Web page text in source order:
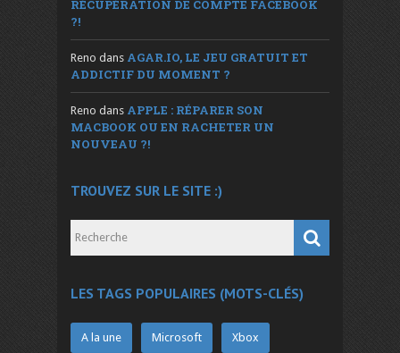
RÉCUPÉRATION DE COMPTE FACEBOOK
?!
Reno dans AGAR.IO, LE JEU GRATUIT ET
ADDICTIF DU MOMENT ?
Reno dans APPLE : RÉPARER SON
MACBOOK OU EN RACHETER UN
NOUVEAU ?!
TROUVEZ SUR LE SITE :)
LES TAGS POPULAIRES (MOTS-CLÉS)
A la une Microsoft Xbox